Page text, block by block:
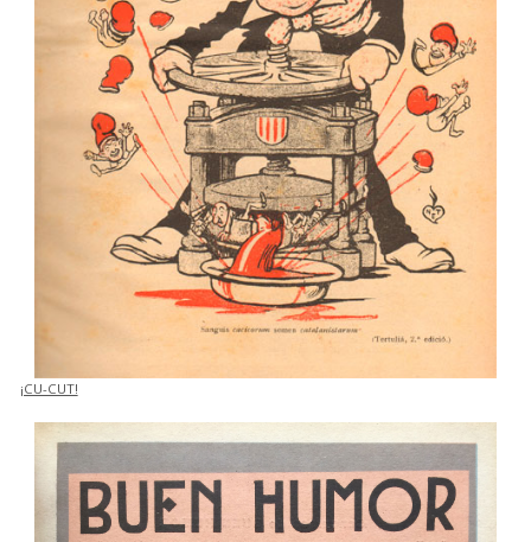
¡CU-CUT!